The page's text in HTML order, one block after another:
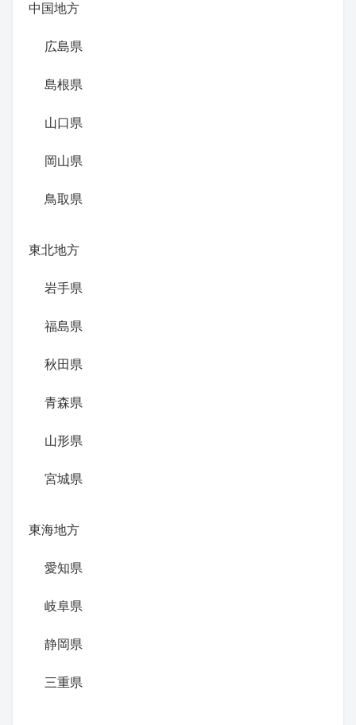
中国地方
広島県
島根県
山口県
岡山県
鳥取県
東北地方
岩手県
福島県
秋田県
青森県
山形県
宮城県
東海地方
愛知県
岐阜県
静岡県
三重県